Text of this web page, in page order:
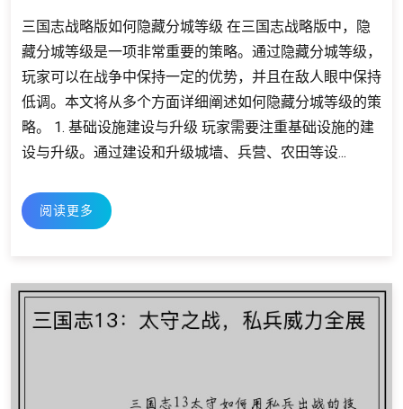
三国志战略版如何隐藏分城等级 在三国志战略版中，隐
藏分城等级是一项非常重要的策略。通过隐藏分城等级，
玩家可以在战争中保持一定的优势，并且在敌人眼中保持
低调。本文将从多个方面详细阐述如何隐藏分城等级的策
略。 1. 基础设施建设与升级 玩家需要注重基础设施的建
设与升级。通过建设和升级城墙、兵营、农田等设...
阅读更多